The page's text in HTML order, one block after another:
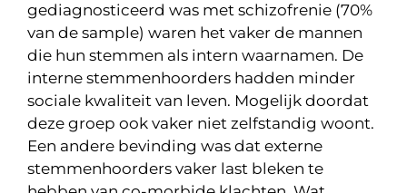
gediagnosticeerd was met schizofrenie (70%
van de sample) waren het vaker de mannen
die hun stemmen als intern waarnamen. De
interne stemmenhoorders hadden minder
sociale kwaliteit van leven. Mogelijk doordat
deze groep ook vaker niet zelfstandig woont.
Een andere bevinding was dat externe
stemmenhoorders vaker last bleken te